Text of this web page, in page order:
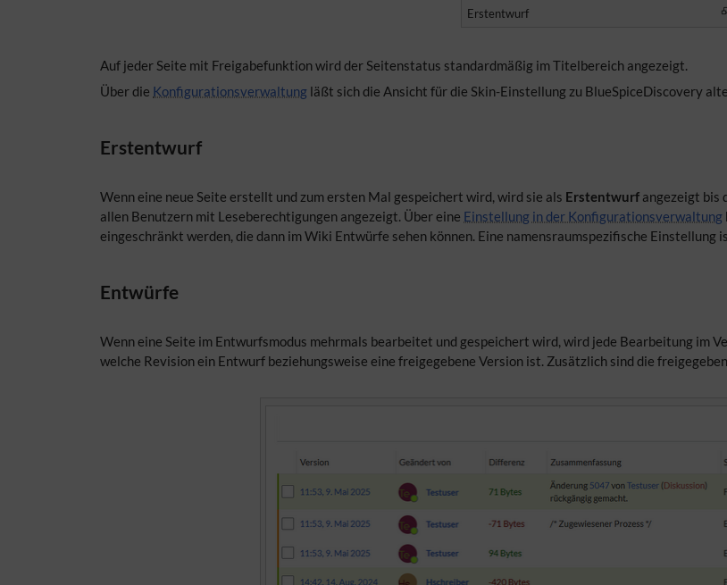
Erstentwurf
Auf jeder Seite mit Freigabefunktion wird der Seitenstatus standardmäßig im Titelbereich angezeigt.
Über die Konfigurationsverwaltung läßt sich die Ansicht für die Skin-Einstellung zu BlueSpiceDiscovery
Erstentwurf
Wenn eine neue Seite erstellt und zum ersten Mal gespeichert wird, wird sie als Erstentwurf angezeigt bis
allen Benutzern mit Leseberechtigungen angezeigt. Über eine Einstellung in der Konfigurationsverwaltung
eingeschränkt werden, die dann im Wiki Entwürfe sehen können. Eine namensraumspezifische Einstellung
Entwürfe
Wenn eine Seite im Entwurfsmodus mehrmals bearbeitet und gespeichert wird, wird jede Bearbeitung im
welche Revision ein Entwurf beziehungsweise eine freigegebene Version ist. Zusätzlich sind die